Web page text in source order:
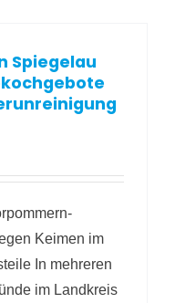
Spiegelau
Keimen im
In mehreren
im Landkreis